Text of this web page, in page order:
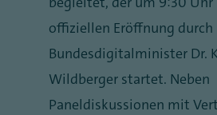
offiziellen Eröffnung durch
Bundesdigitalminister Dr.
Wildberger startet. Neben
Paneldiskussionen mit